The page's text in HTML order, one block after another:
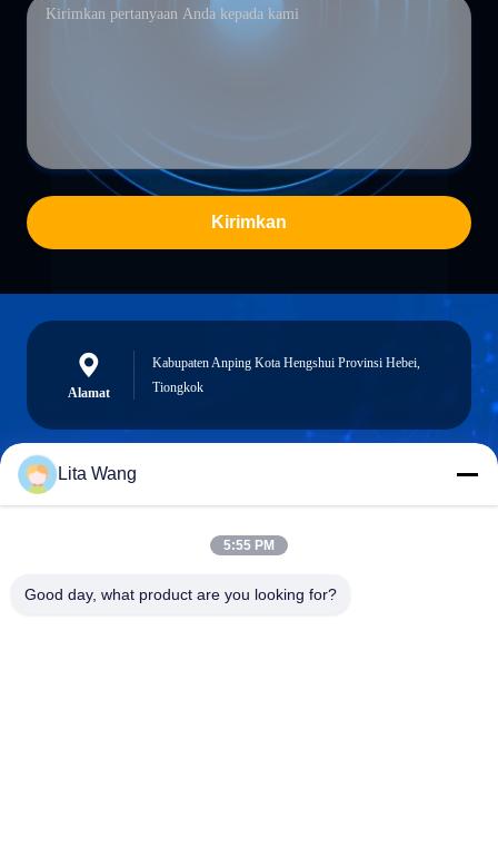
Kirimkan
Alamat
Kabupaten Anping Kota Hengshui Provinsi Hebei,
Tiongkok
Lita Wang
5:55 PM
Good day, what product are you looking for?